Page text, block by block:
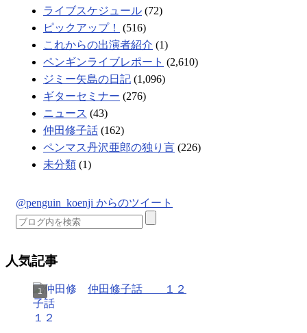
ライブスケジュール (72)
ピックアップ！
(516)
これからの出演者紹介 (1)
ペンギンライブレポート (2,610)
ジミー矢島の日記 (1,096)
ギターセミナー (276)
ニュース (43)
仲田修子話 (162)
ペンマス丹沢亜郎の独り言 (226)
未分類 (1)
@penguin_koenji からのツイート
人気記事
仲田修子話 １２